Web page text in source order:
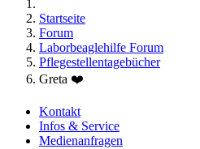
Startseite
Forum
Laborbeaglehilfe Forum
Pflegestellentagebücher
Greta ❤️
Kontakt
Infos & Service
Medienanfragen